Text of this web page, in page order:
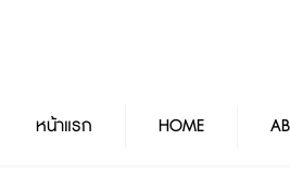
หน้าแรก HOME